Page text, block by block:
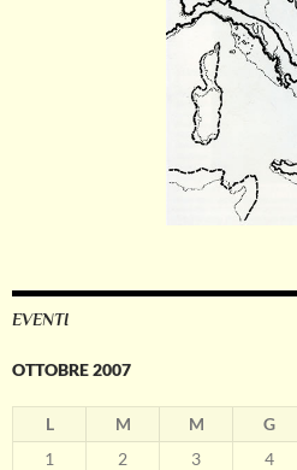
EVENTI
OTTOBRE 2007
L M M G
1
2 3 4